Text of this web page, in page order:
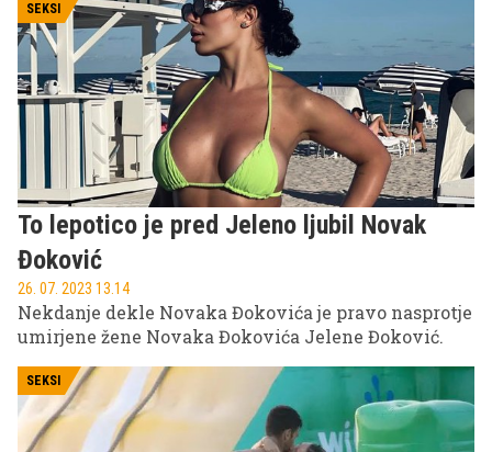
SEKSI
To lepotico je pred Jeleno ljubil Novak
Đoković
26. 07. 2023 13.14
Nekdanje dekle Novaka Đokovića je pravo nasprotje
umirjene žene Novaka Đokovića Jelene Đoković.
SEKSI